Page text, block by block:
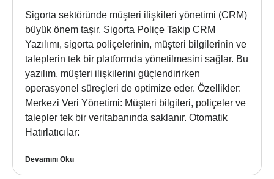
Sigorta sektöründe müşteri ilişkileri yönetimi (CRM)
büyük önem taşır. Sigorta Poliçe Takip CRM
Yazılımı, sigorta poliçelerinin, müşteri bilgilerinin ve
taleplerin tek bir platformda yönetilmesini sağlar. Bu
yazılım, müşteri ilişkilerini güçlendirirken
operasyonel süreçleri de optimize eder. Özellikler:
Merkezi Veri Yönetimi: Müşteri bilgileri, poliçeler ve
talepler tek bir veritabanında saklanır. Otomatik
Hatırlatıcılar:
Devamını Oku